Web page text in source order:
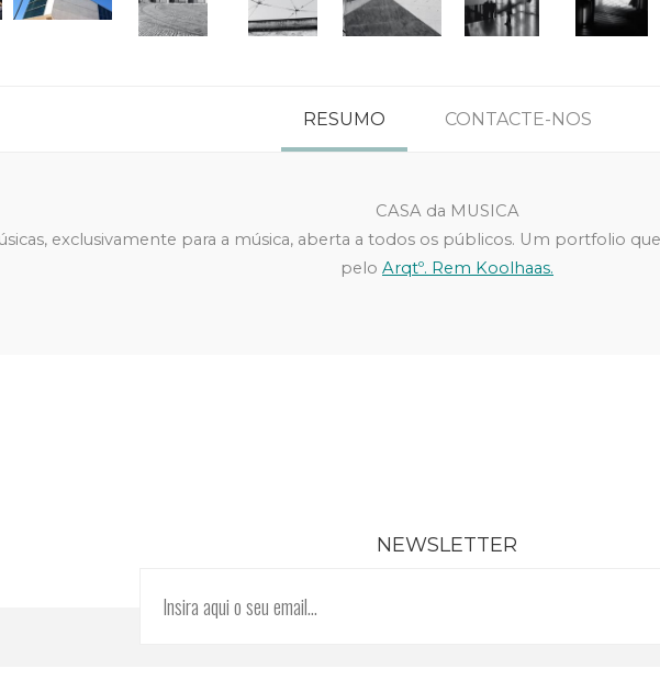
RESUMO CONTACTE-NOS
CASA da MUSICA
exclusivamente para a música, aberta a todos os públicos. Um portfolio
pelo Arqtº. Rem Koolhaas.
NEWSLETTER